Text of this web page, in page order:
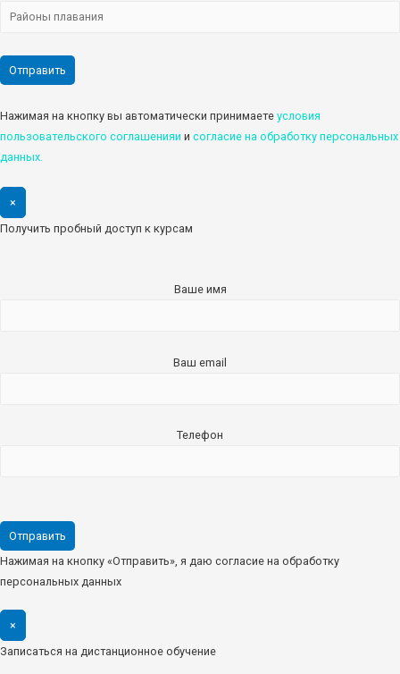
Нажимая на кнопку вы автоматически принимаете условия
пользовательского соглашенияи и cогласие на обработку персональных
данных.
×
Получить пробный доступ к курсам
Ваше имя
Ваш email
Телефон
Нажимая на кнопку «Отправить», я даю согласие на обработку
персональных данных
×
Записаться на дистанционное обучение